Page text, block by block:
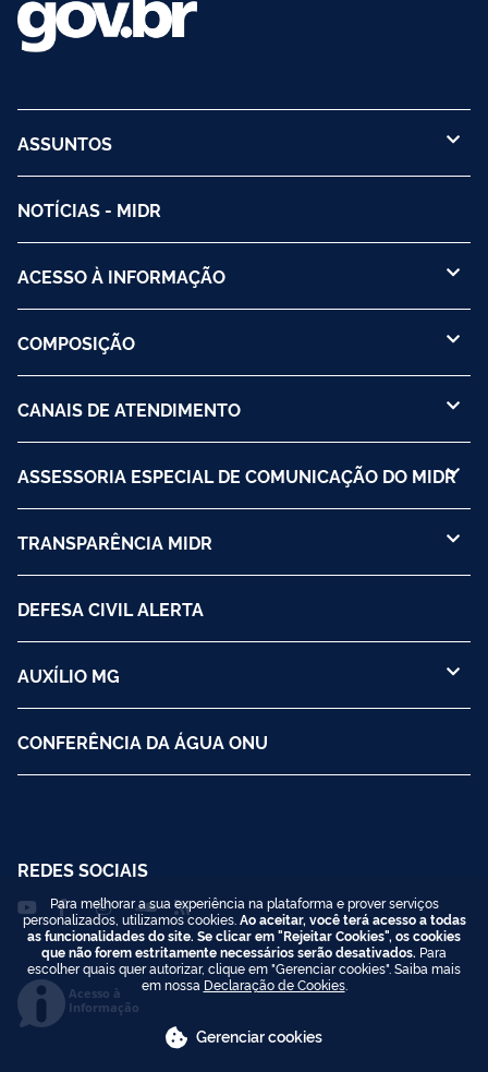
ASSUNTOS
NOTÍCIAS - MIDR
ACESSO À INFORMAÇÃO
COMPOSIÇÃO
CANAIS DE ATENDIMENTO
ASSESSORIA ESPECIAL DE COMUNICAÇÃO DO MIDR
TRANSPARÊNCIA MIDR
DEFESA CIVIL ALERTA
AUXÍLIO MG
CONFERÊNCIA DA ÁGUA ONU
REDES SOCIAIS
Acesso à
Informação
Para melhorar a sua experiência na plataforma e prover serviços
personalizados, utilizamos cookies. Ao aceitar, você terá acesso a todas
as funcionalidades do site. Se clicar em "Rejeitar Cookies", os cookies
que não forem estritamente necessários serão desativados. Para
escolher quais quer autorizar, clique em "Gerenciar cookies". Saiba mais
em nossa Declaração de Cookies.
Gerenciar cookies